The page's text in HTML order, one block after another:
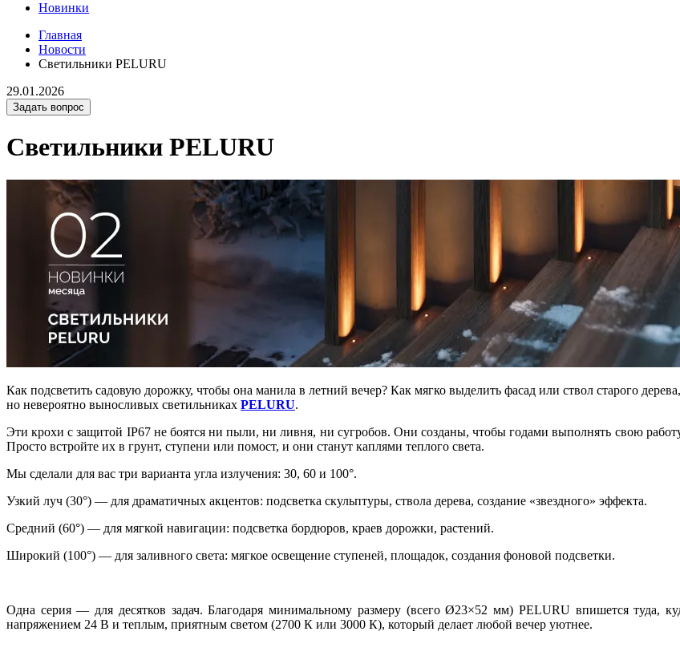
Новинки
Главная
Новости
Светильники PELURU
29.01.2026
Задать вопрос
Светильники PELURU
Как подсветить садовую дорожку, чтобы она манила в летний вечер? Как мягко выделить фасад или ствол старого
но невероятно выносливых светильниках PELURU.
Эти крохи с защитой IP67 не боятся ни пыли, ни ливня, ни сугробов. Они созданы, чтобы годами выполнять свою
Просто встройте их в грунт, ступени или помост, и они станут каплями теплого света.
Мы сделали для вас три варианта угла излучения: 30, 60 и 100°.
Узкий луч (30°) — для драматичных акцентов: подсветка скульптуры, ствола дерева, создание «звездного» эффекта.
Средний (60°) — для мягкой навигации: подсветка бордюров, краев дорожки, растений.
Широкий (100°) — для заливного света: мягкое освещение ступеней, площадок, создания фоновой подсветки.
Одна серия — для десятков задач. Благодаря минимальному размеру (всего Ø23×52 мм) PELURU впишется туда,
напряжением 24 В и теплым, приятным светом (2700 К или 3000 К), который делает любой вечер уютнее.